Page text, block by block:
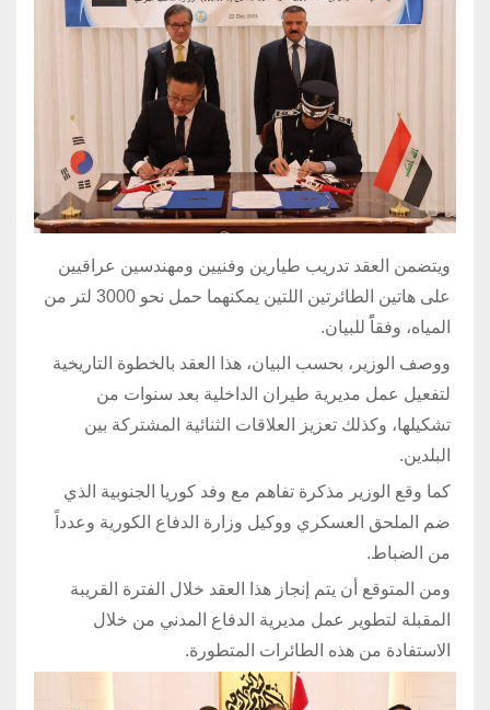
ويتضمن العقد تدريب طيارين وفنيين ومهندسين عراقيين
على هاتين الطائرتين اللتين يمكنهما حمل نحو 3000 لتر من
المياه، وفقاًً للبيان.
ووصف الوزير، بحسب البيان، هذا العقد بالخطوة التاريخية
لتفعيل عمل مديرية طيران الداخلية بعد سنوات من
تشكيلها، وكذلك تعزيز العلاقات الثنائية المشتركة بين
البلدين.
كما وقع الوزير مذكرة تفاهم مع وفد كوريا الجنوبية الذي
ضم الملحق العسكري ووكيل وزارة الدفاع الكورية وعدداً
من الضباط.
ومن المتوقع أن يتم إنجاز هذا العقد خلال الفترة القريبة
المقبلة لتطوير عمل مديرية الدفاع المدني من خلال
الاستفادة من هذه الطائرات المتطورة.